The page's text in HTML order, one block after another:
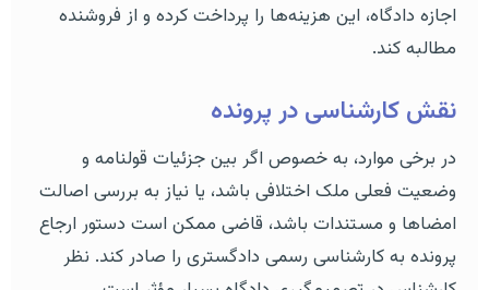
اجازه دادگاه، این هزینه‌ها را پرداخت کرده و از فروشنده
مطالبه کند.
نقش کارشناسی در پرونده
در برخی موارد، به خصوص اگر بین جزئیات قولنامه و
وضعیت فعلی ملک اختلافی باشد، یا نیاز به بررسی اصالت
امضاها و مستندات باشد، قاضی ممکن است دستور ارجاع
پرونده به کارشناسی رسمی دادگستری را صادر کند. نظر